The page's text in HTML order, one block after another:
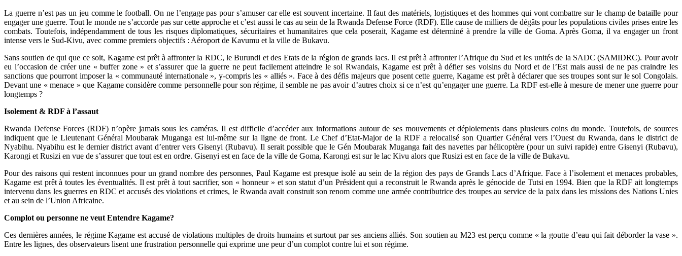
La guerre n’est pas un jeu comme le football. On ne l’engage pas pour s’amuser car elle est souvent incertaine. Il faut des matériels, logistiques et des hommes qui vont combattre sur le champ de bataille pour
engager une guerre. Tout le monde ne s’accorde pas sur cette approche et c’est aussi le cas au sein de la Rwanda Defense Force (RDF). Elle cause de milliers de dégâts pour les populations civiles prises entre les
combats. Toutefois, indépendamment de tous les risques diplomatiques, sécuritaires et humanitaires que cela poserait, Kagame est déterminé à prendre la ville de Goma. Après Goma, il va engager un front
intense vers le Sud-Kivu, avec comme premiers objectifs : Aéroport de Kavumu et la ville de Bukavu.
Sans soutien de qui que ce soit, Kagame est prêt à affronter la RDC, le Burundi et des Etats de la région de grands lacs. Il est prêt à affronter l’Afrique du Sud et les unités de la SADC (SAMIDRC). Pour avoir
eu l’occasion de créer une « buffer zone » et s’assurer que la guerre ne peut facilement atteindre le sol Rwandais, Kagame est prêt à défier ses voisins du Nord et de l’Est mais aussi de ne pas craindre les
sanctions que pourront imposer la « communauté internationale », y-compris les « alliés ». Face à des défis majeurs que posent cette guerre, Kagame est prêt à déclarer que ses troupes sont sur le sol Congolais.
Devant une « menace » que Kagame considère comme personnelle pour son régime, il semble ne pas avoir d’autres choix si ce n’est qu’engager une guerre. La RDF est-elle à mesure de mener une guerre pour
longtemps ?
Isolement & RDF à l’assaut
Rwanda Defense Forces (RDF) n’opère jamais sous les caméras. Il est difficile d’accéder aux informations autour de ses mouvements et déploiements dans plusieurs coins du monde. Toutefois, de sources
indiquent que le Lieutenant Général Moubarak Muganga est lui-même sur la ligne de front. Le Chef d’Etat-Major de la RDF a relocalisé son Quartier Général vers l’Ouest du Rwanda, dans le district de
Nyabihu. Nyabihu est le dernier district avant d’entrer vers Gisenyi (Rubavu). Il serait possible que le Gén Moubarak Muganga fait des navettes par hélicoptère (pour un suivi rapide) entre Gisenyi (Rubavu),
Karongi et Rusizi en vue de s’assurer que tout est en ordre. Gisenyi est en face de la ville de Goma, Karongi est sur le lac Kivu alors que Rusizi est en face de la ville de Bukavu.
Pour des raisons qui restent inconnues pour un grand nombre des personnes, Paul Kagame est presque isolé au sein de la région des pays de Grands Lacs d’Afrique. Face à l’isolement et menaces probables,
Kagame est prêt à toutes les éventualités. Il est prêt à tout sacrifier, son « honneur » et son statut d’un Président qui a reconstruit le Rwanda après le génocide de Tutsi en 1994. Bien que la RDF ait longtemps
intervenu dans les guerres en RDC et accusés des violations et crimes, le Rwanda avait construit son renom comme une armée contributrice des troupes au service de la paix dans les missions des Nations Unies
et au sein de l’Union Africaine.
Complot ou personne ne veut Entendre Kagame?
Ces dernières années, le régime Kagame est accusé de violations multiples de droits humains et surtout par ses anciens alliés. Son soutien au M23 est perçu comme « la goutte d’eau qui fait déborder la vase ».
Entre les lignes, des observateurs lisent une frustration personnelle qui exprime une peur d’un complot contre lui et son régime.